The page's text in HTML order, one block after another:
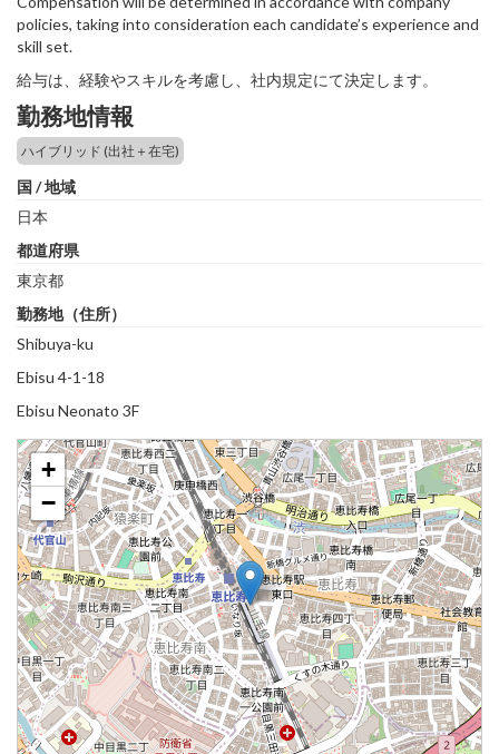
policies, taking into consideration each candidate’s experience and
skill set.
給与は、経験やスキルを考慮し、社内規定にて決定します。
勤務地情報
ハイブリッド (出社＋在宅)
国 / 地域
日本
都道府県
東京都
勤務地（住所）
Shibuya-ku
Ebisu 4-1-18
Ebisu Neonato 3F
+
−